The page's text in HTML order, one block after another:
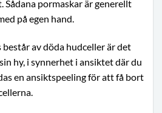
Sådana pormaskar är generellt
på egen hand.
av döda hudceller är det
hy, i synnerhet i ansiktet där du
en ansiktspeeling för att få bort